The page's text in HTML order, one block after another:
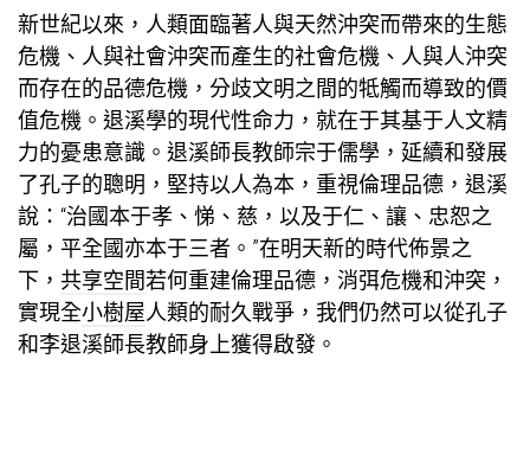
新世紀以來，人類面臨著人與天然沖突而帶來的生態
危機、人與社會沖突而產生的社會危機、人與人沖突
而存在的品德危機，分歧文明之間的牴觸而導致的價
值危機。退溪學的現代性命力，就在于其基于人文精
力的憂患意識。退溪師長教師宗于儒學，延續和發展
了孔子的聰明，堅持以人為本，重視倫理品德，退溪
說：“治國本于孝、悌、慈，以及于仁、讓、忠恕之
屬，平全國亦本于三者。”在明天新的時代佈景之
下， 共享空間若何重建倫理品德，消弭危機和沖突，
實現全小樹屋人類的耐久戰爭，我們仍然可以從孔子
和李退溪師長教師身上獲得啟發。